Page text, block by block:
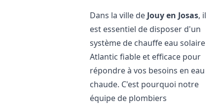
Dans la ville de Jouy en Josas, il
est essentiel de disposer d'un
système de chauffe eau solaire
Atlantic fiable et efficace pour
répondre à vos besoins en eau
chaude. C'est pourquoi notre
équipe de plombiers